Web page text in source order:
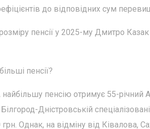
до відповідних сум
пенсії у 2025-му Дмитро Казак
пенсії?
найбільшу пенсію отримує 55-
Дністровській
грн. Однак, на відміну від Ківалова,